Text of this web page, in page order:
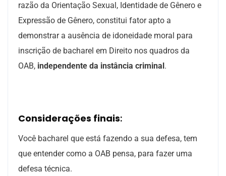
razão da Orientação Sexual, Identidade de Gênero e
Expressão de Gênero, constitui fator apto a
demonstrar a ausência de idoneidade moral para
inscrição de bacharel em Direito nos quadros da
OAB, independente da instância criminal.
Considerações finais:
Você bacharel que está fazendo a sua defesa, tem
que entender como a OAB pensa, para fazer uma
defesa técnica.